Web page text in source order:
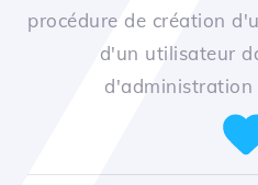
procédure de création
d'un utilisateur